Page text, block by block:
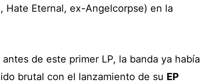
Hate Eternal, ex-Angelcorpse) en la
de este primer LP, la banda ya había
brutal con el lanzamiento de su EP